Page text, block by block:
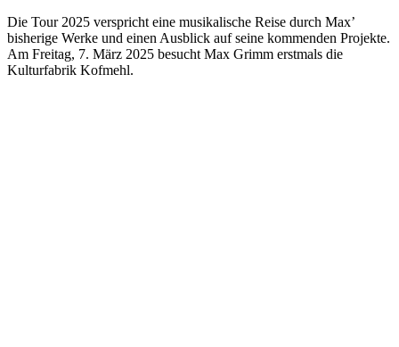
Die Tour 2025 verspricht eine musikalische Reise durch Max’
bisherige Werke und einen Ausblick auf seine kommenden Projekte.
Am Freitag, 7. März 2025 besucht Max Grimm erstmals die
Kulturfabrik Kofmehl.